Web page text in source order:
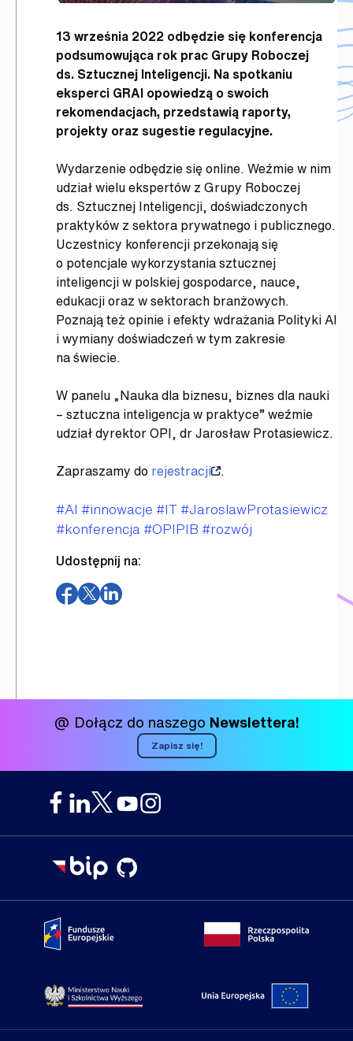
13 września 2022 odbędzie się konferencja
podsumowująca rok prac Grupy Roboczej
ds. Sztucznej Inteligencji. Na spotkaniu
eksperci GRAI opowiedzą o swoich
rekomendacjach, przedstawią raporty,
projekty oraz sugestie regulacyjne.
Wydarzenie odbędzie się online. Weźmie w nim
udział wielu ekspertów z Grupy Roboczej
ds. Sztucznej Inteligencji, doświadczonych
praktyków z sektora prywatnego i publicznego.
Uczestnicy konferencji przekonają się
o potencjale wykorzystania sztucznej
inteligencji w polskiej gospodarce, nauce,
edukacji oraz w sektorach branżowych.
Poznają też opinie i efekty wdrażania Polityki AI
i wymiany doświadczeń w tym zakresie
na świecie.
W panelu „Nauka dla biznesu, biznes dla nauki
– sztuczna inteligencja w praktyce” weźmie
udział dyrektor OPI, dr Jarosław Protasiewicz.
Zapraszamy do rejestracji .
Tagi
#AI #innowacje #IT#JaroslawProtasiewicz
#konferencja#OPIPIB #rozwój
Udostępnij na:
(otwiera
(otwiera(otwiera
@ Dołącz do naszego Newslettera!
Zapisz się!
Portal Fundusze Europejskie Portal
Strona Ministerstwa Nauki i Szkolnictwa WyższegoPortal